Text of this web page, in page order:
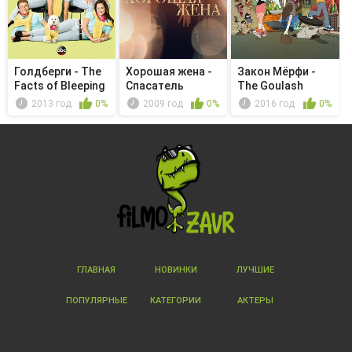
Голдберги - The
Facts of Bleeping
Life2013 год 0%
Хорошая жена -
Спасатель
2009 год 0%
Закон Мёрфи -
The Goulash
Legacy/The ...
2016 год 0%
ГЛАВНАЯ НОВИНКИ ЛУЧШИЕ
ПОПУЛЯРНЫЕ КАТЕГОРИИ АКТЕРЫ